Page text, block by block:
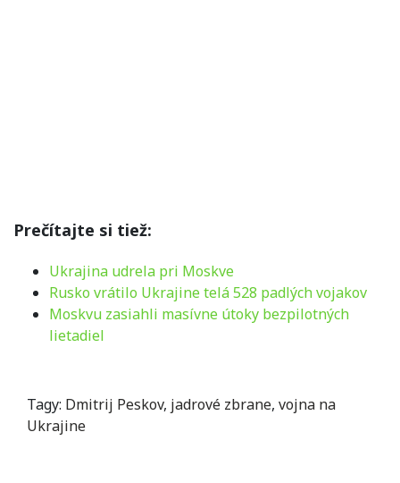
Prečítajte si tiež:
Ukrajina udrela pri Moskve
Rusko vrátilo Ukrajine telá 528 padlých vojakov
Moskvu zasiahli masívne útoky bezpilotných
lietadiel
Tagy: Dmitrij Peskov, jadrové zbrane, vojna na
Ukrajine